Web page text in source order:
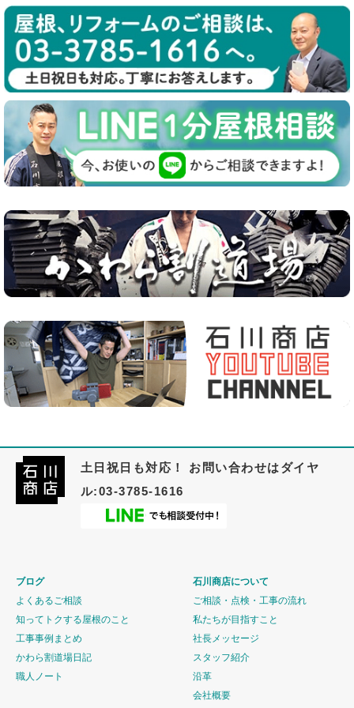
土日祝日も対応！ お問い合わせはダイヤ
ル:03-3785-1616
ブログ
よくあるご相談
知ってトクする屋根のこと
工事事例まとめ
かわら割道場日記
職人ノート
石川商店について
ご相談・点検・工事の流れ
私たちが目指すこと
社長メッセージ
スタッフ紹介
沿革
会社概要